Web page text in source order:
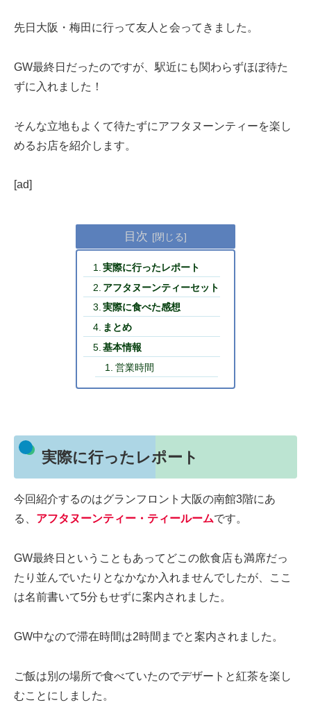
先日大阪・梅田に行って友人と会ってきました。
GW最終日だったのですが、駅近にも関わらずほぼ待た
ずに入れました！
そんな立地もよくて待たずにアフタヌーンティーを楽し
めるお店を紹介します。
[ad]
目次
実際に行ったレポート
アフタヌーンティーセット
実際に食べた感想
まとめ
基本情報
営業時間
実際に行ったレポート
今回紹介するのはグランフロント大阪の南館3階にあ
る、 アフタヌーンティー・ティールームです。
GW最終日ということもあってどこの飲食店も満席だっ
たり並んでいたりとなかなか入れませんでしたが、ここ
は名前書いて5分もせずに案内されました。
GW中なので滞在時間は2時間までと案内されました。
ご飯は別の場所で食べていたのでデザートと紅茶を楽し
むことにしました。